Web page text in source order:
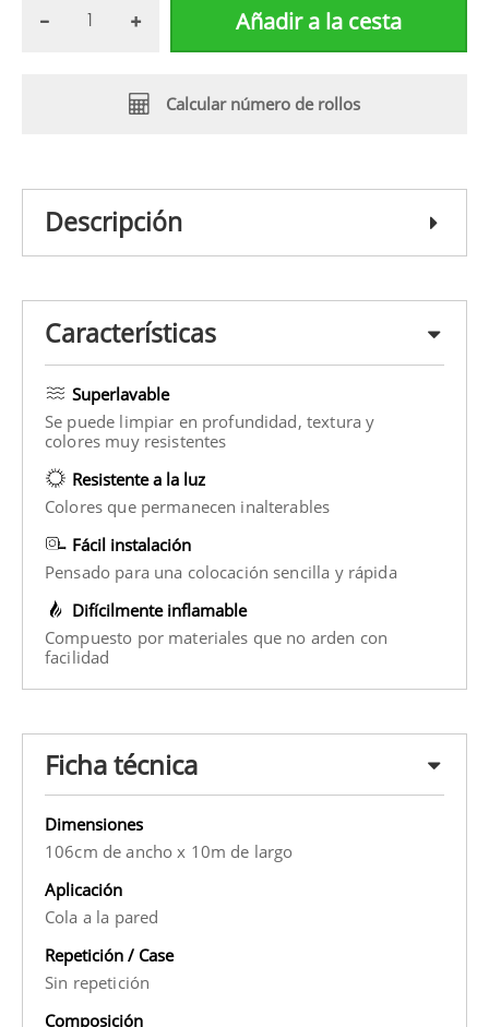
Añadir a la cesta
Calcular número de rollos
Descripción
Características
Superlavable
Se puede limpiar en profundidad, textura y
colores muy resistentes
Resistente a la luz
Colores que permanecen inalterables
Fácil instalación
Pensado para una colocación sencilla y rápida
Difícilmente inflamable
Compuesto por materiales que no arden con
facilidad
Ficha técnica
Dimensiones
106cm de ancho x 10m de largo
Aplicación
Cola a la pared
Repetición / Case
Sin repetición
Composición